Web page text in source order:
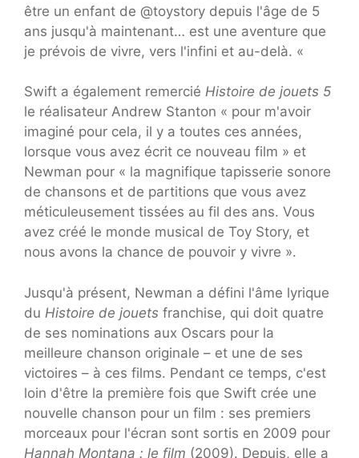
être un enfant de @toystory depuis l'âge de 5
ans jusqu'à maintenant… est une aventure que
je prévois de vivre, vers l'infini et au-delà. «
Swift a également remercié Histoire de jouets 5
le réalisateur Andrew Stanton « pour m'avoir
imaginé pour cela, il y a toutes ces années,
lorsque vous avez écrit ce nouveau film » et
Newman pour « la magnifique tapisserie sonore
de chansons et de partitions que vous avez
méticuleusement tissées au fil des ans. Vous
avez créé le monde musical de Toy Story, et
nous avons la chance de pouvoir y vivre ».
Jusqu'à présent, Newman a défini l'âme lyrique
du Histoire de jouets franchise, qui doit quatre
de ses nominations aux Oscars pour la
meilleure chanson originale – et une de ses
victoires – à ces films. Pendant ce temps, c'est
loin d'être la première fois que Swift crée une
nouvelle chanson pour un film : ses premiers
morceaux pour l'écran sont sortis en 2009 pour
Hannah Montana : le film (2009). Depuis, elle a